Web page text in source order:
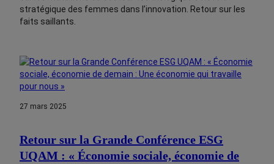
stratégique des femmes dans l’innovation. Retour sur les
faits saillants.
27 mars 2025
Retour sur la Grande Conférence ESG
UQAM : « Économie sociale, économie de